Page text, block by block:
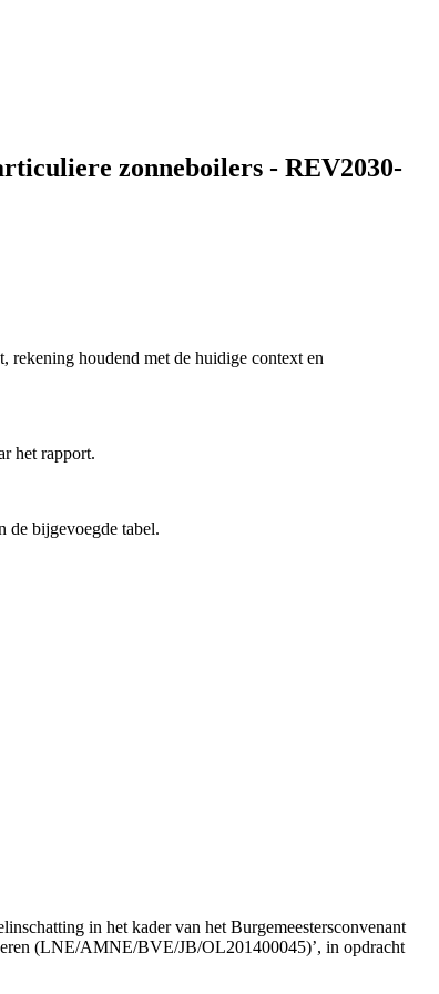
zonneboilers - REV2030-
rekening houdend met de huidige context en
het rapport.
de bijgevoegde tabel.
in het kader van het Burgemeestersconvenant
(LNE/AMNE/BVE/JB/OL201400045)’, in opdracht